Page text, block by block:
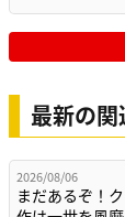
最新の
2026/08/06
まだあるぞ！